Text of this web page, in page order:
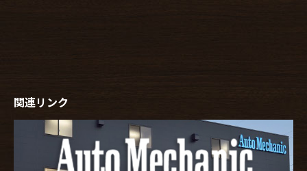
関連リンク